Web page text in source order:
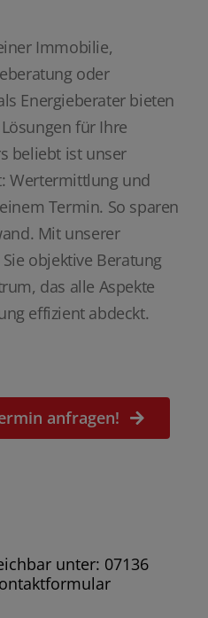
Immobilie,
oder
Energieberater bieten
für Ihre
beliebt ist unser
Wertermittlung und
Termin. So sparen
Mit unserer
objektive Beratung
das alle Aspekte
effizient abdeckt.
anfragen!
unter: 07136